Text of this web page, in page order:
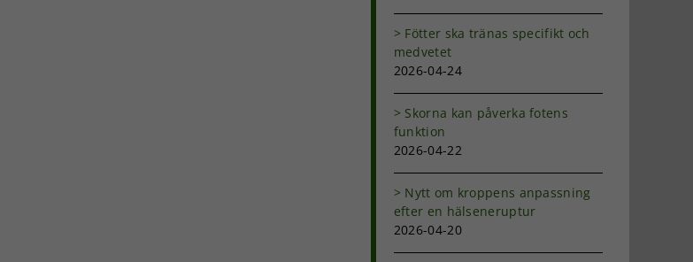
Fötter ska tränas specifikt och
medvetet
2026-04-24
Skorna kan påverka fotens
funktion
2026-04-22
Nytt om kroppens anpassning
efter en hälseneruptur
2026-04-20